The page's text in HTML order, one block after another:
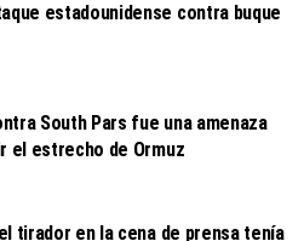
estadounidense contra buque
South Pars fue una amenaza
el estrecho de Ormuz
tirador en la cena de prensa tenía